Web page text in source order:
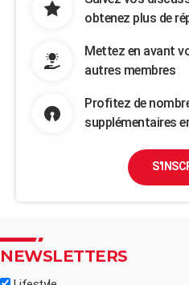
obtenez plus de
Mettez en avant
autres membres
Profitez de
supplémentaires
NEWSLETTERS